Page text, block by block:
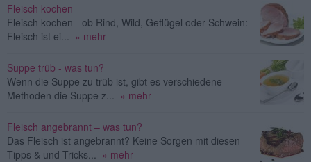
Fleisch kochen
Fleisch kochen - ob Rind, Wild, Geflügel oder Schwein:
Fleisch ist ei...
» mehr
Suppe trüb - was tun?
Wenn die Suppe zu trüb ist, gibt es verschiedene
Methoden die Suppe z...
» mehr
Fleisch angebrannt – was tun?
Das Fleisch ist angebrannt? Keine Sorgen mit diesen
Tipps & und Tricks...
» mehr